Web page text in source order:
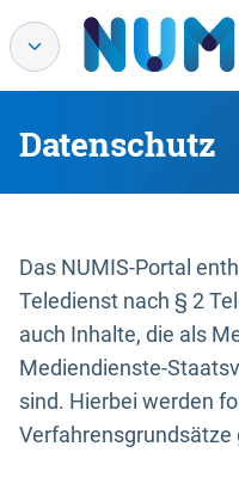
Datenschutz
Das NUMIS-Portal
Teledienst nach § 2
auch Inhalte, die als
Mediendienste-
sind. Hierbei werden
Verfahrensgrundsätze